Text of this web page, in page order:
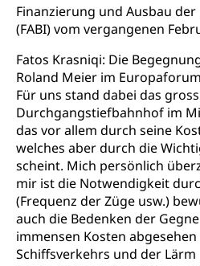
Finanzierung und Ausbau
(FABI) vom vergangenen
Fatos Krasniqi: Die
Roland Meier im
Für uns stand dabei das
Durchgangstiefbahnhof im
das vor allem durch seine
welches aber durch die
scheint. Mich persönlich
mir ist die Notwendigkeit
(Frequenz der Züge usw.)
auch die Bedenken der
immensen Kosten
Schiffsverkehrs und der Lärm